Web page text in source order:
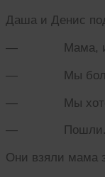
Даша и Денис
— Мама,
— Мы
— Мы хотели
— Пошли.
Они взяли мама